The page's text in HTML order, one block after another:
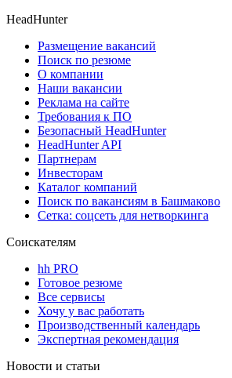
HeadHunter
Размещение вакансий
Поиск по резюме
О компании
Наши вакансии
Реклама на сайте
Требования к ПО
Безопасный HeadHunter
HeadHunter API
Партнерам
Инвесторам
Каталог компаний
Поиск по вакансиям в Башмаково
Сетка: соцсеть для нетворкинга
Соискателям
hh PRO
Готовое резюме
Все сервисы
Хочу у вас работать
Производственный календарь
Экспертная рекомендация
Новости и статьи